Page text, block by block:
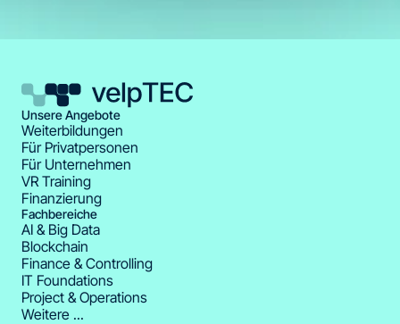
Unsere Angebote
Weiterbildungen
Für Privatpersonen
Für Unternehmen
VR Training
Finanzierung
Fachbereiche
AI & Big Data
Blockchain
Finance & Controlling
IT Foundations
Project & Operations
Weitere ...